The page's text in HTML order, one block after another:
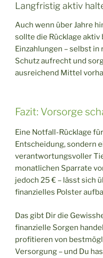
Langfristig aktiv
Auch wenn über Jahre
sollte die Rücklage aktiv
Einzahlungen – selbst
Schutz aufrecht und
ausreichend Mittel
Fazit: Vorsorge
Eine Notfall-Rücklage
Entscheidung, sondern
verantwortungsvoller
monatlichen Sparrate
jedoch 25 € – lässt sich
finanzielles Polster
Das gibt Dir die
finanzielle Sorgen
profitieren von
Versorgung – und Du